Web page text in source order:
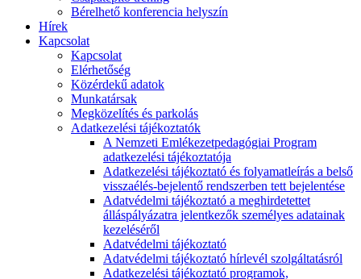
Bérelhető konferencia helyszín
Hírek
Kapcsolat
Kapcsolat
Elérhetőség
Közérdekű adatok
Munkatársak
Megközelítés és parkolás
Adatkezelési tájékoztatók
A Nemzeti Emlékezetpedagógiai Program
adatkezelési tájékoztatója
Adatkezelési tájékoztató és folyamatleírás a belső
visszaélés-bejelentő rendszerben tett bejelentése
Adatvédelmi tájékoztató a meghirdetettet
álláspályázatra jelentkezők személyes adatainak
kezeléséről
Adatvédelmi tájékoztató
Adatvédelmi tájékoztató hírlevél szolgáltatásról
Adatkezelési tájékoztató programok,